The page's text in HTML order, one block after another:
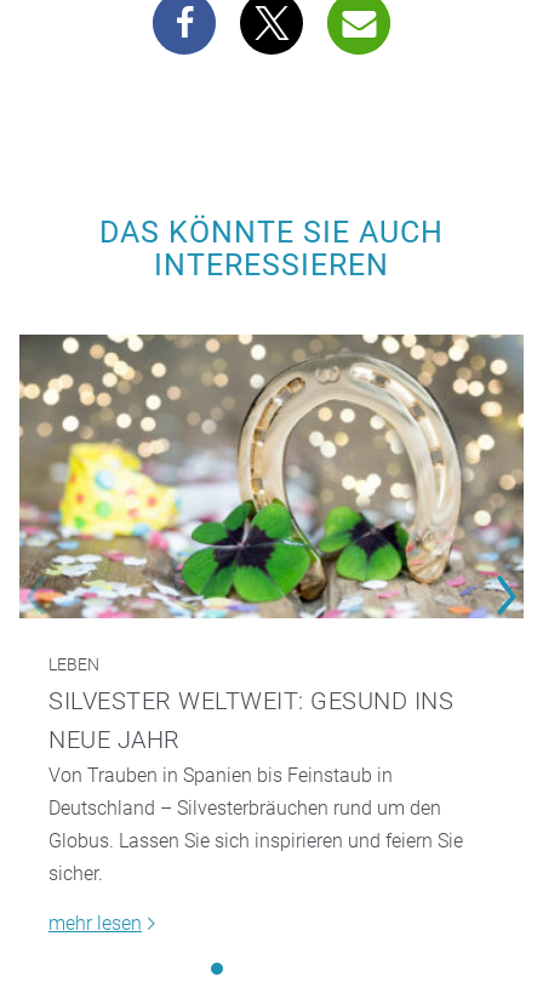
DAS KÖNNTE SIE AUCH
INTERESSIEREN
LEBEN
SILVESTER WELTWEIT: GESUND INS
NEUE JAHR
Von Trauben in Spanien bis Feinstaub in
Deutschland – Silvesterbräuchen rund um den
Globus. Lassen Sie sich inspirieren und feiern Sie
sicher.
mehr lesen